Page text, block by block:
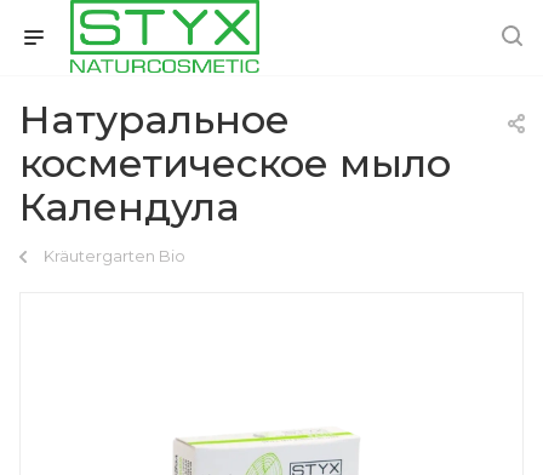
Натуральное
косметическое мыло
Календула
Kräutergarten Bio